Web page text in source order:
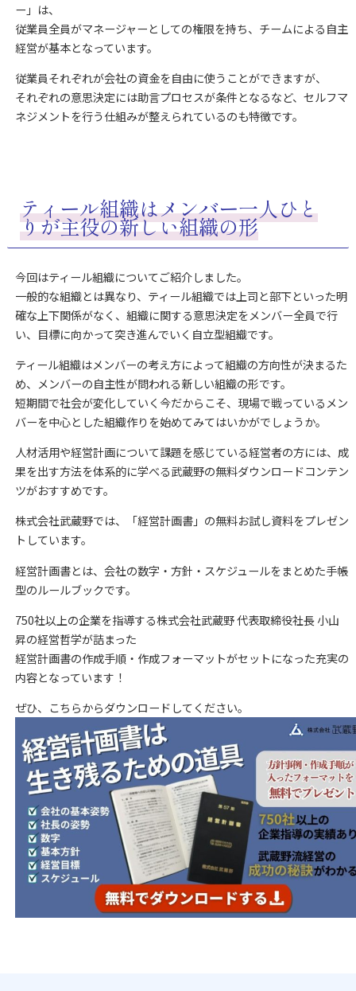
ー」は、
従業員全員がマネージャーとしての権限を持ち、チームによる自主
経営が基本となっています。
従業員それぞれが会社の資金を自由に使うことができますが、
それぞれの意思決定には助言プロセスが条件となるなど、セルフマ
ネジメントを行う仕組みが整えられているのも特徴です。
ティール組織はメンバー一人ひと
りが主役の新しい組織の形
今回はティール組織についてご紹介しました。
一般的な組織とは異なり、ティール組織では上司と部下といった明
確な上下関係がなく、組織に関する意思決定をメンバー全員で行
い、目標に向かって突き進んでいく自立型組織です。
ティール組織はメンバーの考え方によって組織の方向性が決まるた
め、メンバーの自主性が問われる新しい組織の形です。
短期間で社会が変化していく今だからこそ、現場で戦っているメン
バーを中心とした組織作りを始めてみてはいかがでしょうか。
人材活用や経営計画について課題を感じている経営者の方には、成
果を出す方法を体系的に学べる武蔵野の無料ダウンロードコンテン
ツがおすすめです。
株式会社武蔵野では、「経営計画書」の無料お試し資料をプレゼン
トしています。
経営計画書とは、会社の数字・方針・スケジュールをまとめた手帳
型のルールブックです。
750社以上の企業を指導する株式会社武蔵野 代表取締役社長 小山
昇の経営哲学が詰まった
経営計画書の作成手順・作成フォーマットがセットになった充実の
内容となっています！
ぜひ、こちらからダウンロードしてください。